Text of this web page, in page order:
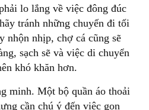
lo lắng về việc đông đúc
tránh những chuyến đi tối
nhộn nhịp, chợ cá cũng sẽ
sạch sẽ và việc di chuyển
khó khăn hơn.
minh. Một bộ quần áo thoải
cần chú ý đến việc gọn